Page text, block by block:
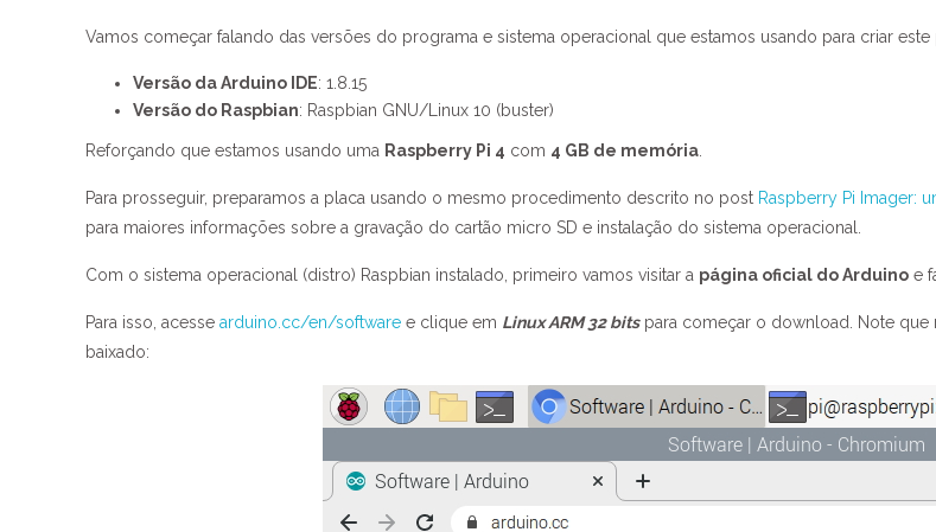
Vamos começar falando das versões do programa e sistema operacional que estamos usando para criar este
Versão da Arduino IDE: 1.8.15
Versão do Raspbian: Raspbian GNU/Linux 10 (buster)
Reforçando que estamos usando uma Raspberry Pi 4 com 4 GB de memória
Para prosseguir, preparamos a placa usando o mesmo procedimento descrito no post Raspberry Pi Imager:
para maiores informações sobre a gravação do cartão micro SD e instalação do sistema operacional.
Com o sistema operacional (distro) Raspbian instalado, primeiro vamos visitar a página oficial do Arduino e
Para isso, acesse arduino.cc/en/software e clique em Linux ARM 32 bitspara começar o download. Note que
baixado: